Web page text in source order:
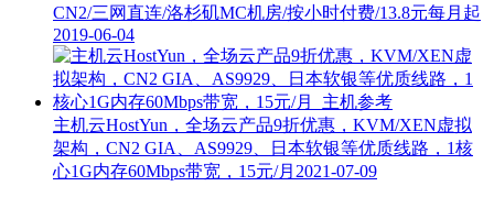
CN2/三网直连/洛杉矶MC机房/按小时付费/13.8元每月起
2019-06-04
主机云HostYun，全场云产品9折优惠，KVM/XEN虚拟
架构，CN2 GIA、AS9929、日本软银等优质线路，1核
心1G内存60Mbps带宽，15元/月 2021-07-09